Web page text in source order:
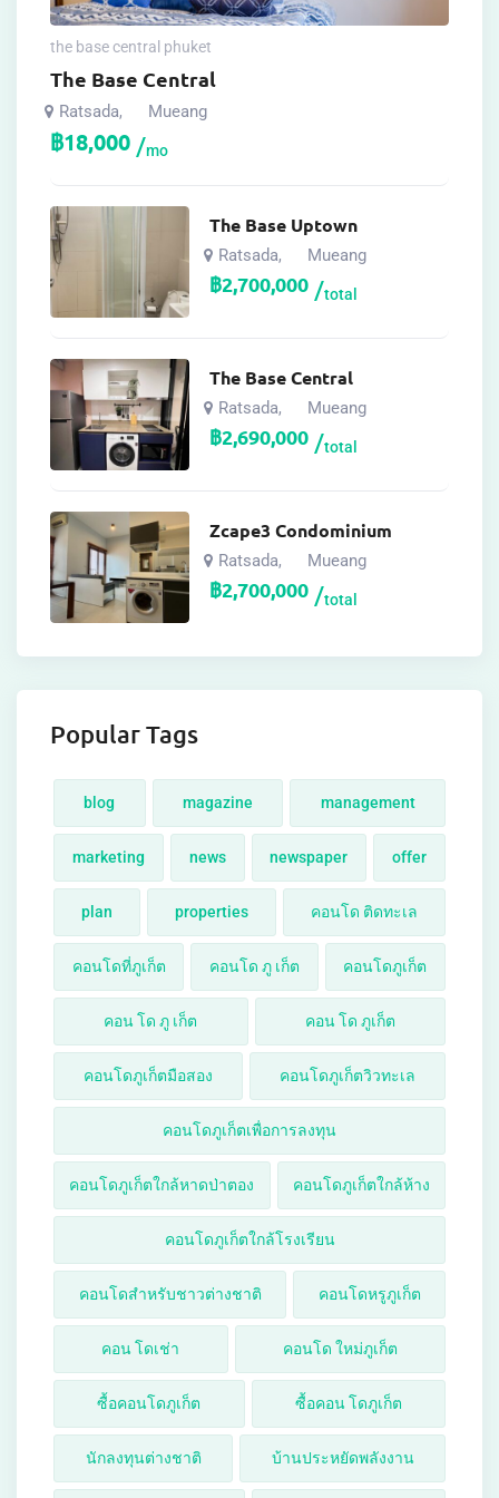
the base central phuket
The Base Central
Ratsada, Mueang
฿18,000 mo
The Base Uptown
Ratsada, Mueang
฿2,700,000 total
The Base Central
Ratsada, Mueang
฿2,690,000 total
Zcape3 Condominium
Ratsada, Mueang
฿2,700,000 total
Popular Tags
blog magazine management
marketing news newspaper offer
plan properties คอนโด ติดทะเล
คอนโดที่ภูเก็ต คอนโด ภู เก็ต คอนโดภูเก็ต
คอน โด ภู เก็ต คอน โด ภูเก็ต
คอนโดภูเก็ตมือสอง คอนโดภูเก็ตวิวทะเล
คอนโดภูเก็ตเพื่อการลงทุน
คอนโดภูเก็ตใกล้หาดป่าตอง คอนโดภูเก็ตใกล้ห้าง
คอนโดภูเก็ตใกล้โรงเรียน
คอนโดสำหรับชาวต่างชาติ คอนโดหรูภูเก็ต
คอน โดเช่า คอนโด ใหม่ภูเก็ต
ซื้อคอนโดภูเก็ต ซื้อคอน โดภูเก็ต
นักลงทุนต่างชาติ บ้านประหยัดพลังงาน